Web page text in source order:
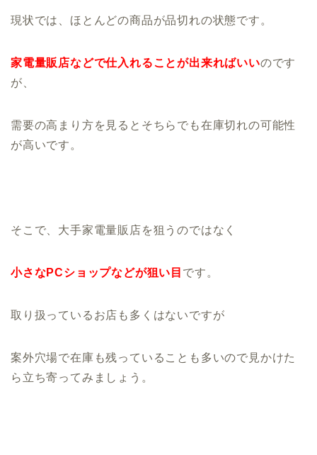
現状では、ほとんどの商品が品切れの状態です。
家電量販店などで仕入れることが出来ればいいのです
が、
需要の高まり方を見るとそちらでも在庫切れの可能性
が高いです。
そこで、大手家電量販店を狙うのではなく
小さなPCショップなどが狙い目 です。
取り扱っているお店も多くはないですが
案外穴場で在庫も残っていることも多いので見かけた
ら立ち寄ってみましょう。